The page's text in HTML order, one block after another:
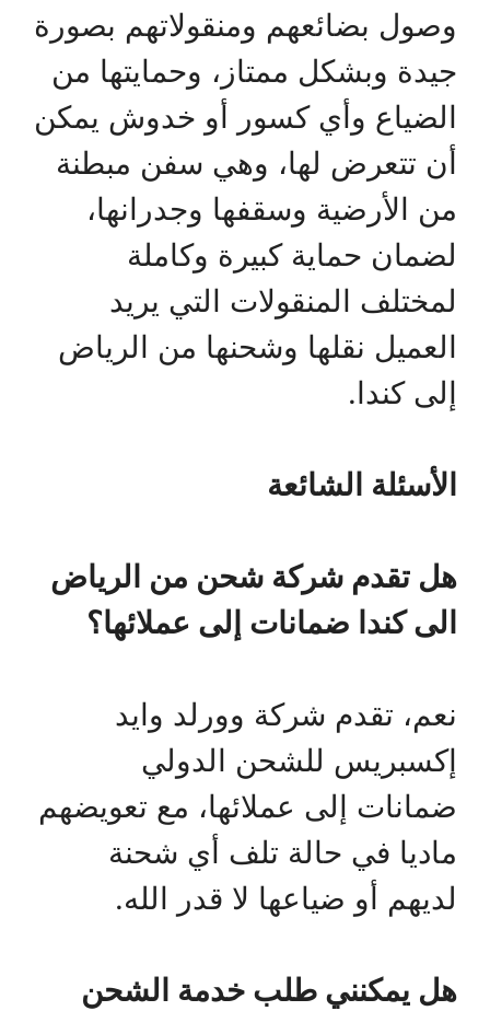
وصول بضائعهم ومنقولاتهم بصورة
جيدة وبشكل ممتاز، وحمايتها من
الضياع وأي كسور أو خدوش يمكن
أن تتعرض لها، وهي سفن مبطنة
من الأرضية وسقفها وجدرانها،
لضمان حماية كبيرة وكاملة
لمختلف المنقولات التي يريد
العميل نقلها وشحنها من الرياض
إلى كندا.
الأسئلة الشائعة
هل تقدم شركة شحن من الرياض
الى كندا ضمانات إلى عملائها؟
نعم، تقدم شركة وورلد وايد
إكسبريس للشحن الدولي
ضمانات إلى عملائها، مع تعويضهم
ماديا في حالة تلف أي شحنة
لديهم أو ضياعها لا قدر الله.
هل يمكنني طلب خدمة الشحن